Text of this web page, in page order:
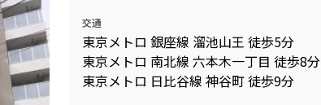
交通
東京メトロ 銀座線 溜池山王 徒歩5分
東京メトロ 南北線 六本木一丁目 徒歩8分
東京メトロ 日比谷線 神谷町 徒歩9分